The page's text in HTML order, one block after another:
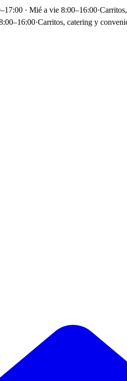
· Mié a vie 8:00–16:00·
·Carritos, catering y